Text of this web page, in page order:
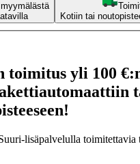
myymälästä
Kotiin tai
toimitus yli 100
toimitettavia